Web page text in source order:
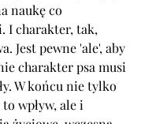
naukę co
I charakter, tak,
Jest pewne 'ale', aby
charakter psa musi
W końcu nie tylko
wpływ, ale i